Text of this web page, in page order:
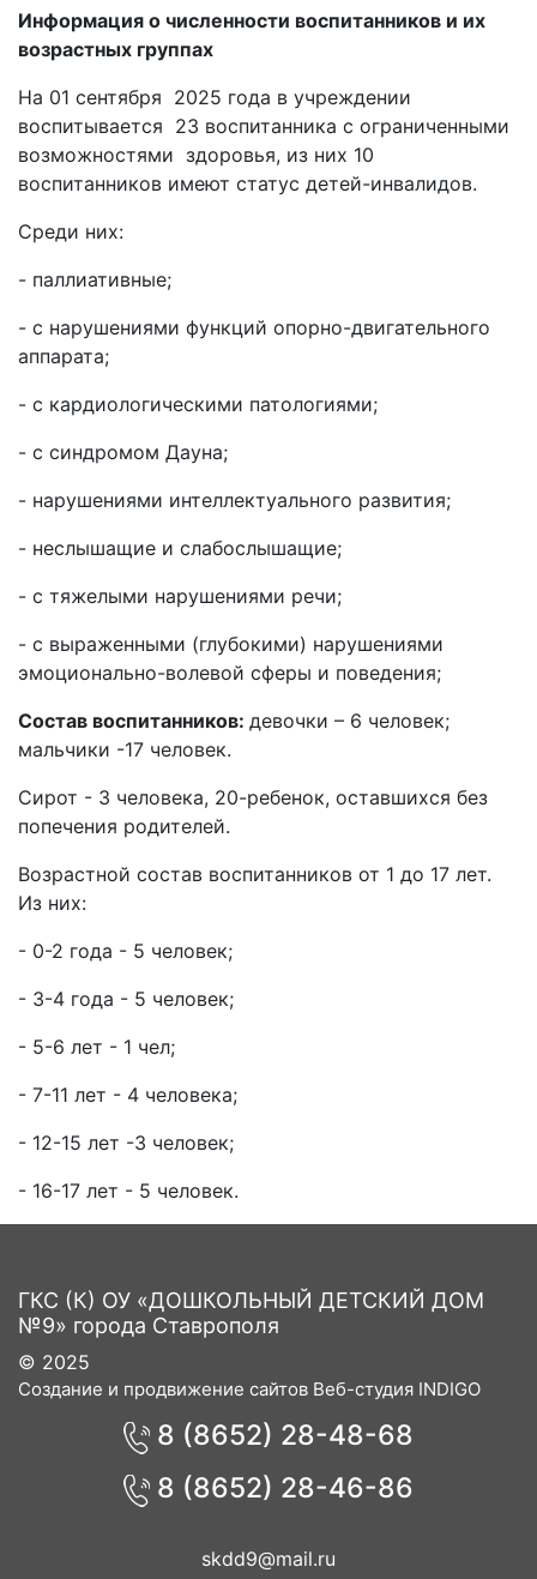
Информация о численности воспитанников и их
возрастных группах
На 01 сентября 2025 года в учреждении
воспитывается 23 воспитанника с ограниченными
возможностями здоровья, из них 10
воспитанников имеют статус детей-инвалидов.
Среди них:
- паллиативные;
- с нарушениями функций опорно-двигательного
аппарата;
- с кардиологическими патологиями;
- с синдромом Дауна;
- нарушениями интеллектуального развития;
- неслышащие и слабослышащие;
- с тяжелыми нарушениями речи;
- с выраженными (глубокими) нарушениями
эмоционально-волевой сферы и поведения;
Состав воспитанников: девочки – 6 человек;
мальчики -17 человек.
Сирот - 3 человека, 20-ребенок, оставшихся без
попечения родителей.
Возрастной состав воспитанников от 1 до 17 лет.
Из них:
- 0-2 года - 5 человек;
- 3-4 года - 5 человек;
- 5-6 лет - 1 чел;
- 7-11 лет - 4 человека;
- 12-15 лет -3 человек;
- 16-17 лет - 5 человек.
ГКС (К) ОУ «ДОШКОЛЬНЫЙ ДЕТСКИЙ ДОМ
№9» города Ставрополя
© 2025
Создание и продвижение сайтов Веб-студия INDIGO
8 (8652) 28-48-68
8 (8652) 28-46-86
skdd9@mail.ru